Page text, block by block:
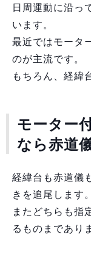
日周運動に沿っ
います。
最近ではモータ
のが主流です。
もちろん、経緯
モーター
なら赤道
経緯台も赤道儀
きを追尾します。
またどちらも指
るものまであり